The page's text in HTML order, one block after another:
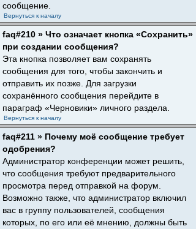
сообщение.
Вернуться к началу
faq#210 » Что означает кнопка «Сохранить»
при создании сообщения?
Эта кнопка позволяет вам сохранять
сообщения для того, чтобы закончить и
отправить их позже. Для загрузки
сохранённого сообщения перейдите в
параграф «Черновики» личного раздела.
Вернуться к началу
faq#211 » Почему моё сообщение требует
одобрения?
Администратор конференции может решить,
что сообщения требуют предварительного
просмотра перед отправкой на форум.
Возможно также, что администратор включил
вас в группу пользователей, сообщения
которых, по его или её мнению, должны быть